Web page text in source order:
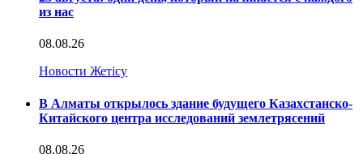
из нас
08.08.26
Новости Жетісу
В Алматы открылось здание будущего Казахстанско-
Китайского центра исследований землетрясений
08.08.26